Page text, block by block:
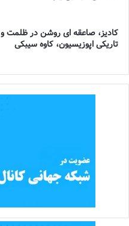
کادیز، صاعقه ای روشن در ظلمت و
تاریکی اپوزیسیون، کاوه سیبکی